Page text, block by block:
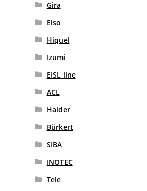
Gira
Elso
Hiquel
Izumi
EISL line
ACL
Haider
Bürkert
SIBA
INOTEC
Tele